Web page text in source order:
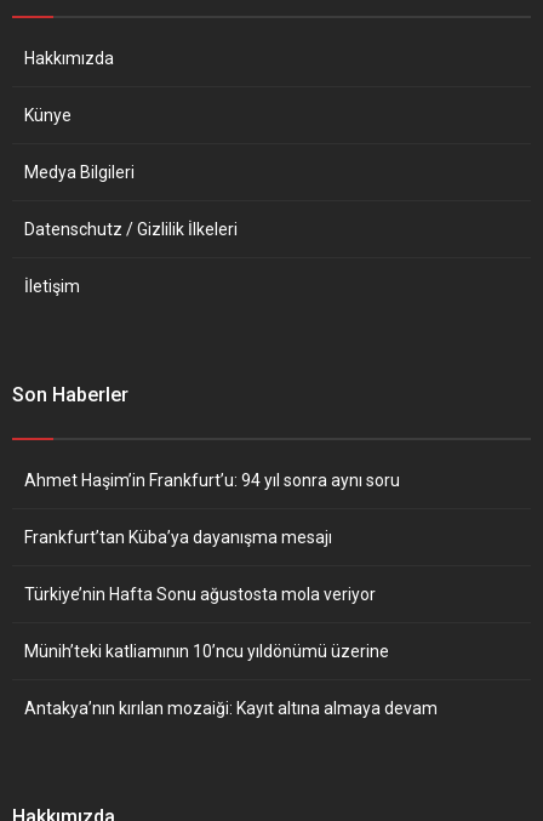
büyük bir heyecan ve
Hakkımızda
Künye
Medya Bilgileri
Datenschutz / Gizlilik İlkeleri
İletişim
Son Haberler
Ahmet Haşim’in Frankfurt’u: 94 yıl sonra aynı soru
Frankfurt’tan Küba’ya dayanışma mesajı
Türkiye’nin Hafta Sonu ağustosta mola veriyor
Münih’teki katliamının 10’ncu yıldönümü üzerine
Antakya’nın kırılan mozaiği: Kayıt altına almaya devam
Hakkımızda